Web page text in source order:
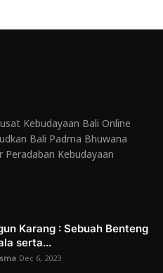
Kebudayaan Bali Online
Bali Padma Bhuwana
Kebudayaan
Karang : Sebuah Benteng
serta...
Dec 6, 2023